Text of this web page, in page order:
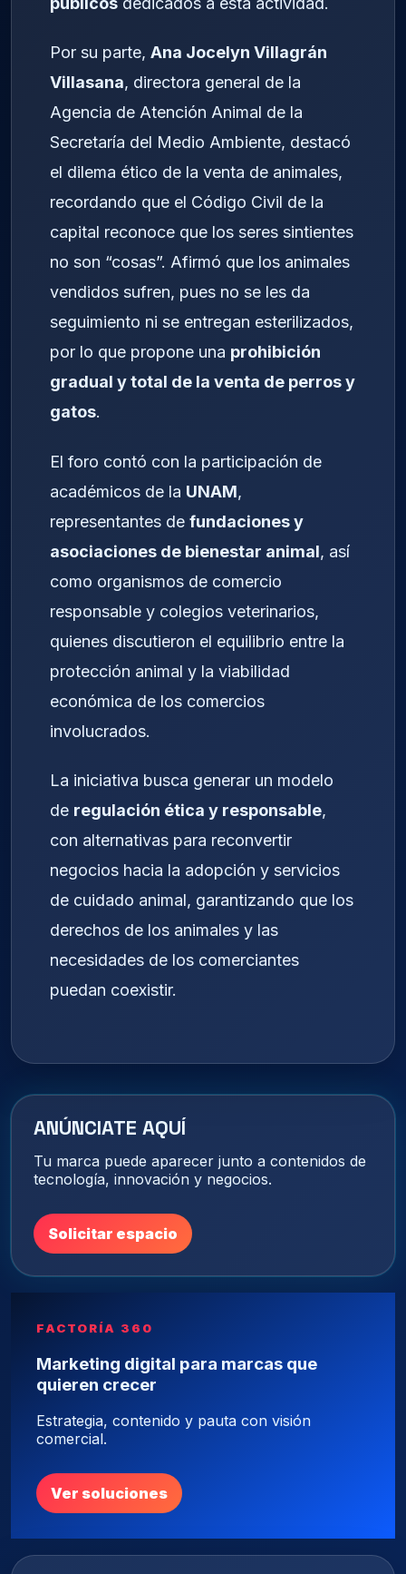
Por su parte, Ana Jocelyn Villagrán
Villasana, directora general de la
Agencia de Atención Animal de la
Secretaría del Medio Ambiente, destacó
el dilema ético de la venta de animales,
recordando que el Código Civil de la
capital reconoce que los seres sintientes
no son “cosas”. Afirmó que los animales
vendidos sufren, pues no se les da
seguimiento ni se entregan esterilizados,
por lo que propone una prohibición
gradual y total de la venta de perros y
gatos.
El foro contó con la participación de
académicos de la UNAM,
representantes de fundaciones y
asociaciones de bienestar animal, así
como organismos de comercio
responsable y colegios veterinarios,
quienes discutieron el equilibrio entre la
protección animal y la viabilidad
económica de los comercios
involucrados.
La iniciativa busca generar un modelo
de regulación ética y responsable,
con alternativas para reconvertir
negocios hacia la adopción y servicios
de cuidado animal, garantizando que los
derechos de los animales y las
necesidades de los comerciantes
puedan coexistir.
ANÚNCIATE AQUÍ
Tu marca puede aparecer junto a contenidos de
tecnología, innovación y negocios.
Solicitar espacio
FACTORÍA 360
Marketing digital para marcas que
quieren crecer
Estrategia, contenido y pauta con visión
comercial.
Ver soluciones